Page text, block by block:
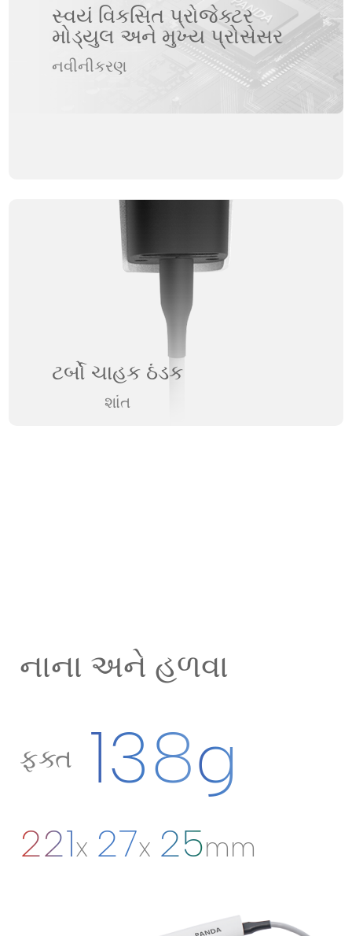
સ્વયં વિકસિત પ્રોજેક્ટર
મોડ્યુલ અને મુખ્ય પ્રોસેસર
નવીનીકરણ
ટર્બો ચાહક ઠંડક
શાંત
નાના અને હળવા
ફક્ત 138g
221x 27x 25mm